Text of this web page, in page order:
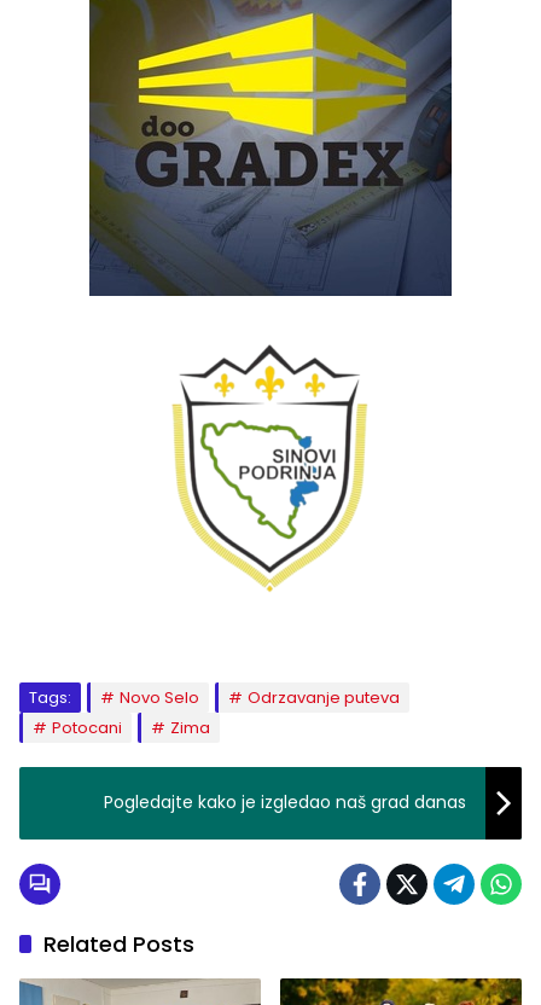
Tags: Novo Selo
Odrzavanje puteva
Potocani
Zima
Pogledajte kako je izgledao naš grad danas
Related Posts